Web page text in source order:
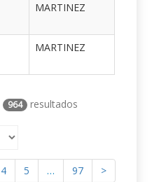
MARTINEZ
MARTINEZ
964 resultados
4 5 … 97 >